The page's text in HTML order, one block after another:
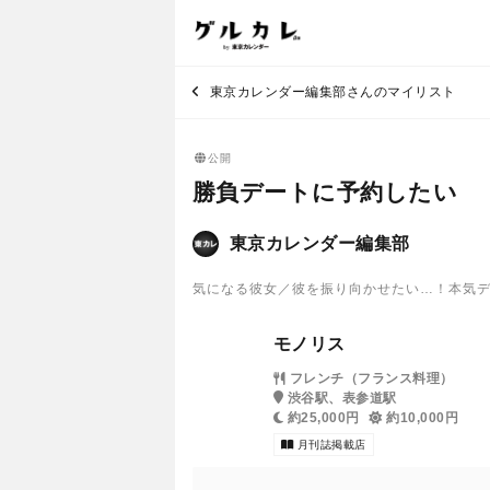
東京カレンダー編集部さんのマイリスト
公開
勝負デートに予約したい
東京カレンダー編集部
気になる彼女／彼を振り向かせたい…！本気
モノリス
フレンチ（フランス料理）
渋谷駅、表参道駅
約25,000円
約10,000円
月刊誌掲載店